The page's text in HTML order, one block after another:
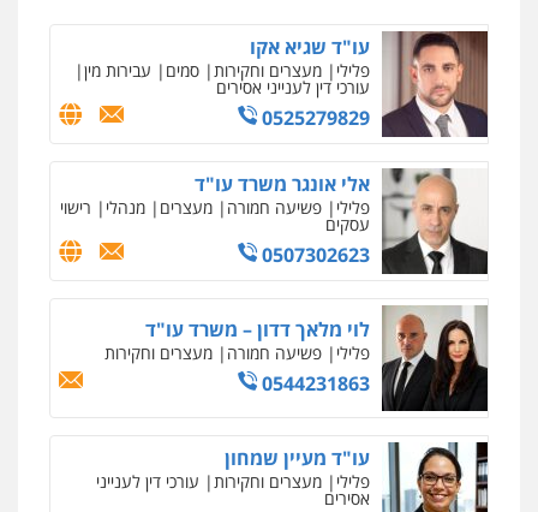
עו"ד שגיא אקו
פלילי מעצרים וחקירות סמים עבירות מין
עורכי דין לענייני אסירים
0525279829
אלי אונגר משרד עו"ד
פלילי פשיעה חמורה מעצרים מנהלי רישוי
עסקים
0507302623
לוי מלאך דדון – משרד עו"ד
פלילי פשיעה חמורה מעצרים וחקירות
0544231863
עו"ד מעיין שמחון
פלילי מעצרים וחקירות עורכי דין לענייני
אסירים